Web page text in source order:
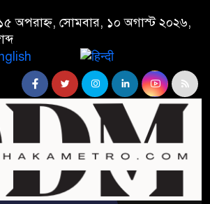
অপরাহ্ন, সোমবার, ১০ অগাস্ট ২০২৬,